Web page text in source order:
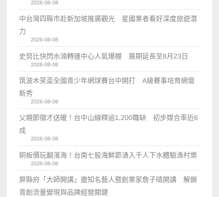
2026-08-08
中台灣四縣市赴新加坡推廣觀光 星國業者看好深度旅遊潛
力
2026-08-08
史努比快閃水湳轉運中心人氣爆棚 展期延長至8月23日
2026-08-08
筑波木笑盃全國青少年網球賽台中開打 A級賽事培育網壇
新秀
2026-08-08
父親節徵才送暖！台中山線釋逾1,200職缺 初步媒合率近6
成
2026-08-08
銅板價玩翻濱海！台南七股海鮮節湧入千人下水體驗漁村樂
2026-08-08
屏縣府「大師開講」邀知名藝人暨創業家詹子晴開講 解鎖
青創流量變現與品牌經營關鍵